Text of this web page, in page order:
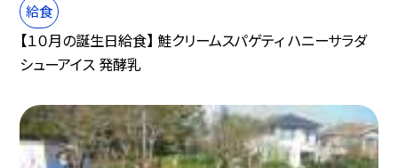
給食
【１０月の誕生日給食】 鮭クリームスパゲティ ハニーサラダ
シューアイス 発酵乳